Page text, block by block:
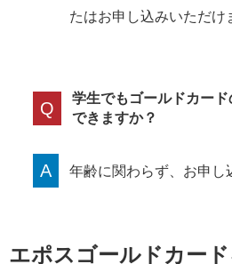
たはお申し込みいただけ
Q
学生でもゴールドカー
できますか？
A 年齢に関わらず、お申し
エポスゴールドカー